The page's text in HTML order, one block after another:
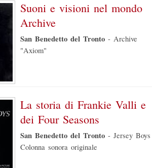
Suoni e visioni nel mondo
Archive
San Benedetto del Tronto - Archive
"Axiom"
La storia di Frankie Valli e
dei Four Seasons
San Benedetto del Tronto - Jersey Boys
Colonna sonora originale